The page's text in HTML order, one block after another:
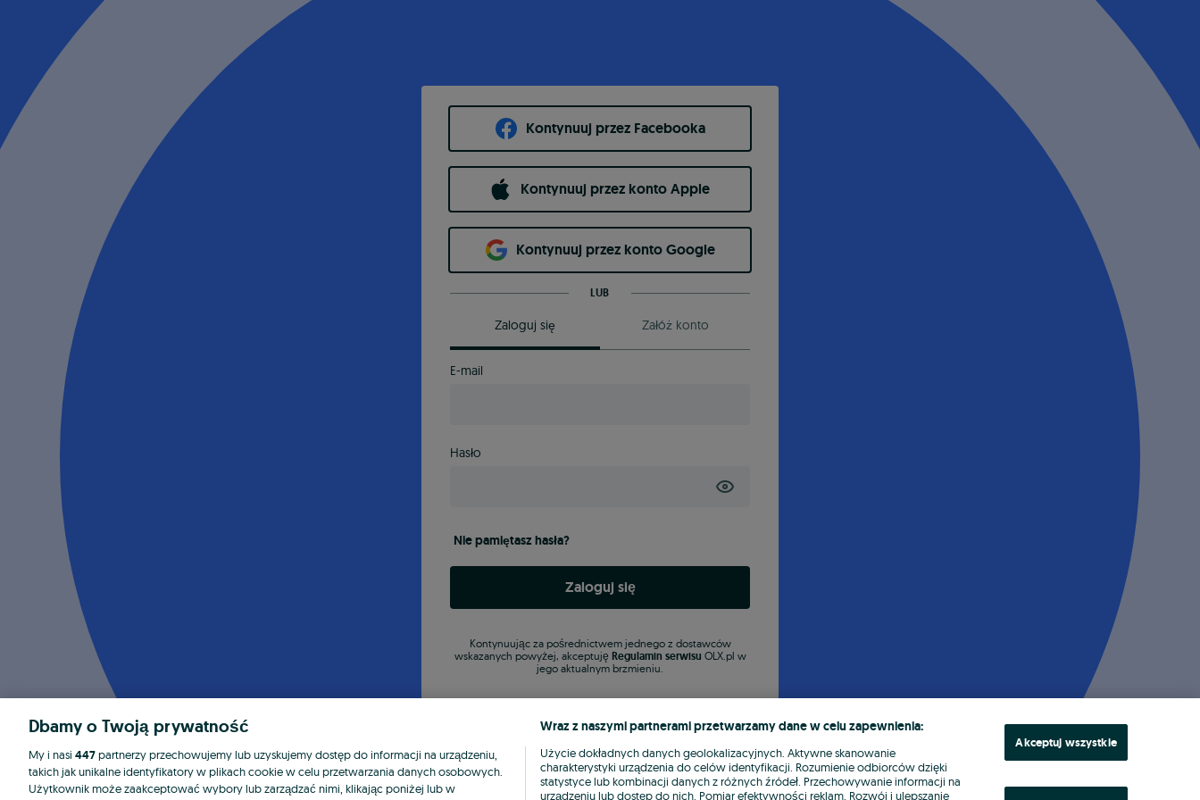
Kontynuuj przez Facebooka
Kontynuuj przez konto Apple
Kontynuuj przez konto Google
LUB
Zaloguj się Załóż konto
E-mail
Hasło
Nie pamiętasz hasła?
Zaloguj się
Kontynuując za pośrednictwem jednego z dostawców
wskazanych powyżej, akceptuję Regulamin serwisu OLX.pl w
jego aktualnym brzmieniu.
Dbamy o Twoją prywatność
My i nasi 447partnerzy przechowujemy lub uzyskujemy dostęp do informacji na urządzeniu,
takich jak unikalne identyfikatory w plikach cookie w celu przetwarzania danych osobowych.
Użytkownik może zaakceptować wybory lub zarządzać nimi, klikając poniżej lub w
Wraz z naszymi partnerami przetwarzamy dane w celu zapewnienia:
Użycie dokładnych danych geolokalizacyjnych. Aktywne skanowanie
charakterystyki urządzenia do celów identyfikacji. Rozumienie odbiorców dzięki
statystyce lub kombinacji danych z różnych źródeł. Przechowywanie informacji na
urządzeniu lub dostęp do nich. Pomiar efektywności reklam. Rozwój i ulepszanie
Akceptuj wszystkie